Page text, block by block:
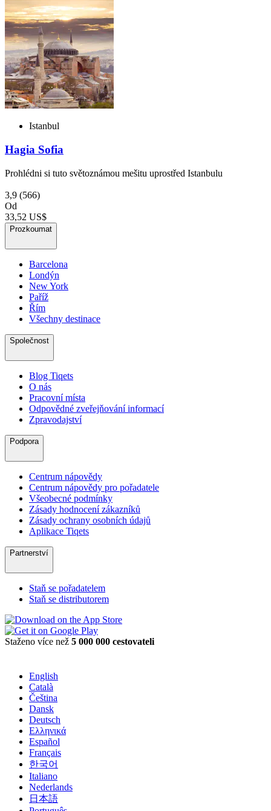
Istanbul
Hagia Sofia
Prohlédni si tuto světoznámou mešitu uprostřed Istanbulu
3,9 (566)
Od
33,52 US$
Prozkoumat
Barcelona
Londýn
New York
Paříž
Řím
Všechny destinace
Společnost
Blog Tiqets
O nás
Pracovní místa
Odpovědné zveřejňování informací
Zpravodajství
Podpora
Centrum nápovědy
Centrum nápovědy pro pořadatele
Všeobecné podmínky
Zásady hodnocení zákazníků
Zásady ochrany osobních údajů
Aplikace Tiqets
Partnerství
Staň se pořadatelem
Staň se distributorem
Staženo více než 5 000 000 cestovateli
English
Català
Čeština
Dansk
Deutsch
Ελληνικά
Español
Français
한국어
Italiano
Nederlands
日本語